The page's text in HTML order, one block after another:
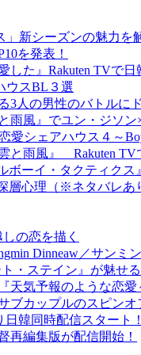
新シーズンの魅力を
を発表！
た』Rakuten TVで日
ウスBL３選
3人の男性のバトルに
風』でユン・ジソン
シェアハウス４～
と雨風』 Rakuten TV
ーイ・タクティクス』
層心理（※ネタバレあ
の恋を描く
Dinneaw／サンミ
・ステイン』が魅せ
気予報のような恋
ブカップルのスピ
韓同時配信スタート
再編集版が配信開始！